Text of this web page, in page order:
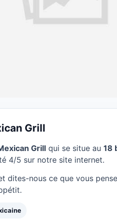
Grill
Grill qui se situe au 18
4/5 sur notre site internet.
dites-nous ce que vous